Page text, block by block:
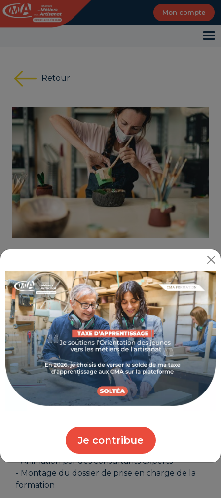
Mon compte
Je contribue
Retour
MAÎTRISEZ LES ÉTAPES D’UNE
PEINTURE EN TROMPE-L’ŒIL
RÉUSSIE
RÉFÉRENCE : 3.5.44
THÉMATIQUE : BIEN GÉRER MON ACTIVITÉ
Objectifs
Apprenez à réaliser un décor mural, depuis
l’élaboration du croquis jusqu’au tracé de la
maquette à l’échelle. Expérimentez les
techniques pour donner du volume et de la
- Atelier participatif en petit groupe
- Animation par des consultants experts
- Montage du dossier de prise en charge de la
formation
Panneau de gestion des cookies